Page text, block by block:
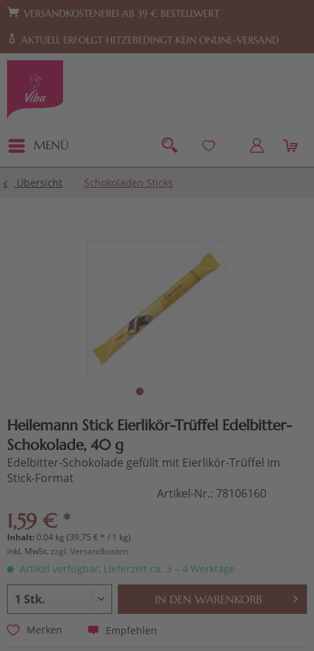
Zur Hauptnavigation springen Zum Footer springen
VERSANDKOSTENFREI AB 39 € BESTELLWERT
AKTUELL ERFOLGT HITZEBEDINGT KEIN ONLINE-VERSAND
MENÜ
Übersicht Schokoladen Sticks
Heilemann Stick Eierlikör-Trüffel Edelbitter-
Schokolade, 40 g
Edelbitter-Schokolade gefüllt mit Eierlikör-Trüffel im
Stick-Format
Artikel-Nr.: 78106160
1,59 € *
Inhalt:0.04 kg (39,75 € * / 1 kg)
inkl. MwSt. zzgl. Versandkosten
Artikel verfügbar, Lieferzeit ca. 3 – 4 Werktage
IN DEN WARENKORB
Merken Empfehlen